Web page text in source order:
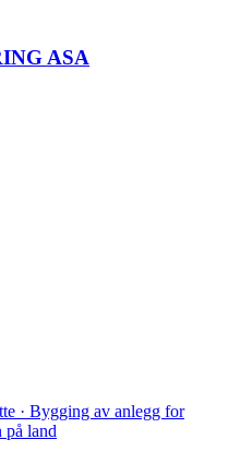
ASA
· Bygging av anlegg for
på land